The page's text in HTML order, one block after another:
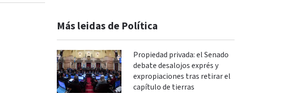
Más leidas de Política
Propiedad privada: el Senado
debate desalojos exprés y
expropiaciones tras retirar el
capítulo de tierras